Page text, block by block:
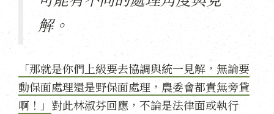
解。
「那就是你們上級要去協調與統一見解，無論要
動保面處理還是野保面處理，農委會都責無旁貸
啊！」 對此林淑芬回應，不論是法律面或執行